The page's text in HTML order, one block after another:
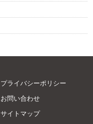
プライバシーポリシー
お問い合わせ
サイトマップ